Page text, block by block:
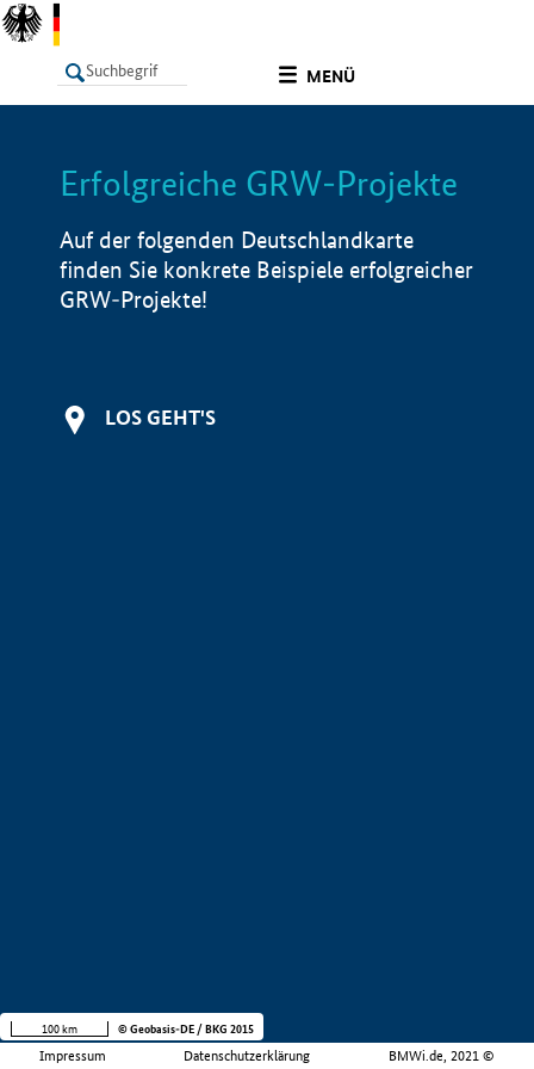
MENÜ
LISTE Info
Erfolgreiche GRW-Projekte
Auf der folgenden Deutschlandkarte
finden Sie konkrete Beispiele erfolgreicher
GRW-Projekte!
LOS GEHT'S
Impressum Datenschutzerklärung BMWi.de, 2021 ©
100 km © Geobasis-DE / BKG 2015